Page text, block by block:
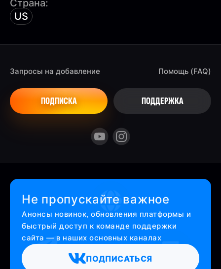
Страна:
US
Запросы на добавление
ПОДПИСКА
Помощь (FAQ)
ПОДДЕРЖКА
Не пропускайте важное
Анонсы новинок, обновления платформы и
быстрый доступ к команде поддержки
сайта — в наших основных каналах
ПОДПИСАТЬСЯ